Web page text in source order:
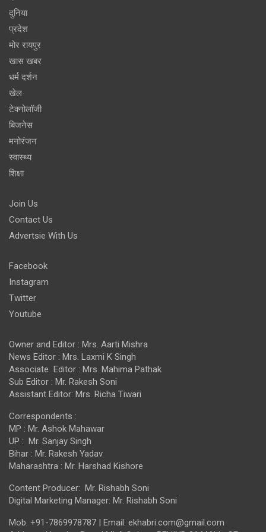
दुनिया
प्रदेश
मोर रायपुर
खास खबर
धर्म दर्शन
खेल
टेक्नोलॉजी
बिजनेस
मनोरंजन
स्वास्थ्य
शिक्षा
Join Us
Contact Us
Advertsie With Us
Facebook
Instagram
Twitter
Youtube
Owner and Editor : Mrs. Aarti Mishra
News Editor : Mrs. Laxmi K Singh
Associate Editor : Mrs. Mahima Pathak
Sub Editor : Mr. Rakesh Soni
Assistant Editor: Mrs. Richa Tiwari
Correspondents :
MP : Mr. Ashok Mahawar
UP : Mr. Sanjay Singh
Bihar : Mr. Rakesh Yadav
Maharashtra : Mr. Harshad Kishore
Content Producer: Mr. Rishabh Soni
Digital Marketing Manager: Mr. Rishabh Soni
Mob: +91-7869978787 | Email: ekhabri.com@gmail.com